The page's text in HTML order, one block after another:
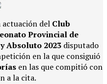
del Club
Provincial de
Absoluto 2023 disputado
en la que consiguió
en las que compitió con
a la cita.